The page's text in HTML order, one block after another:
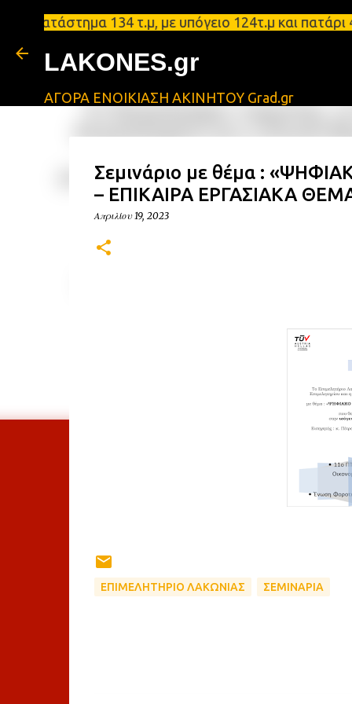
134 τ.μ, με υπόγειο 124τ.μ και
LAKONES.gr
ΑΓΟΡΑ ΕΝΟΙΚΙΑΣΗ ΑΚΙΝΗΤΟΥ Grad.gr
Σεμινάριο με θέμα :
– ΕΠΙΚΑΙΡΑ ΕΡΓΑΣΙΑΚΑ
Απριλίου 19, 2023
ΕΠΙΜΕΛΗΤΗΡΙΟ ΛΑΚΩΝΙΑΣ ΣΕΜΙΝΑΡΙΑ